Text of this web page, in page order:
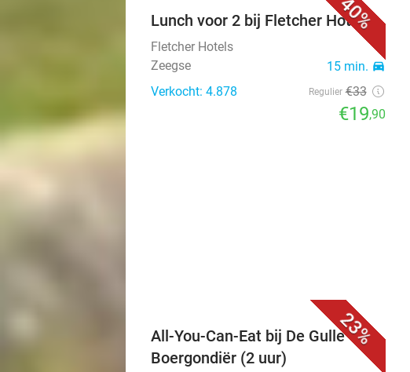
40%
Lunch voor 2 bij Fletcher Hotels
Fletcher Hotels
Zeegse
15 min. directions_car
Verkocht: 4.878 Regulier €33
€19,90
23%
All-You-Can-Eat bij De Gulle
Boergondiër (2 uur)